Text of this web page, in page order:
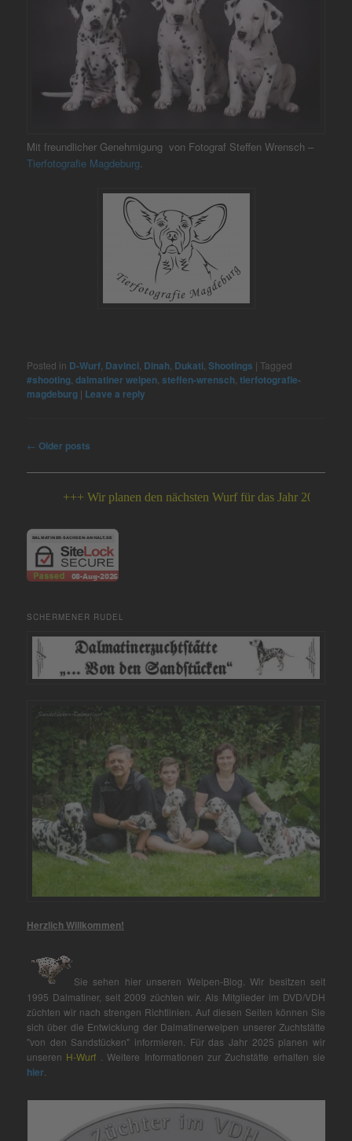
Mit freundlicher Genehmigung von Fotograf Steffen Wrensch –
Tierfotografie Magdeburg.
Posted in D-Wurf, Davinci, Dinah, Dukati,Shootings |Tagged
#shooting,dalmatiner welpen,steffen-wrensch,tierfotografie-
magdeburg | Leave a reply
Post
← Older posts
+++ Wir planen den nächsten Wurf für das Jahr 2026 +++
SCHERMENER RUDEL
Herzlich Willkommen!
Sie sehen hier unseren Welpen-Blog. Wir besitzen seit
1995 Dalmatiner, seit 2009 züchten wir. Als Mitglieder im DVD/VDH
züchten wir nach strengen Richtlinien. Auf diesen Seiten können Sie
sich über die Entwicklung der Dalmatinerwelpen unserer Zuchtstätte
"von den Sandstücken" informieren. Für das Jahr 2025 planen wir
unseren H-Wurf . Weitere Informationen zur Zuchstätte erhalten sie
hier